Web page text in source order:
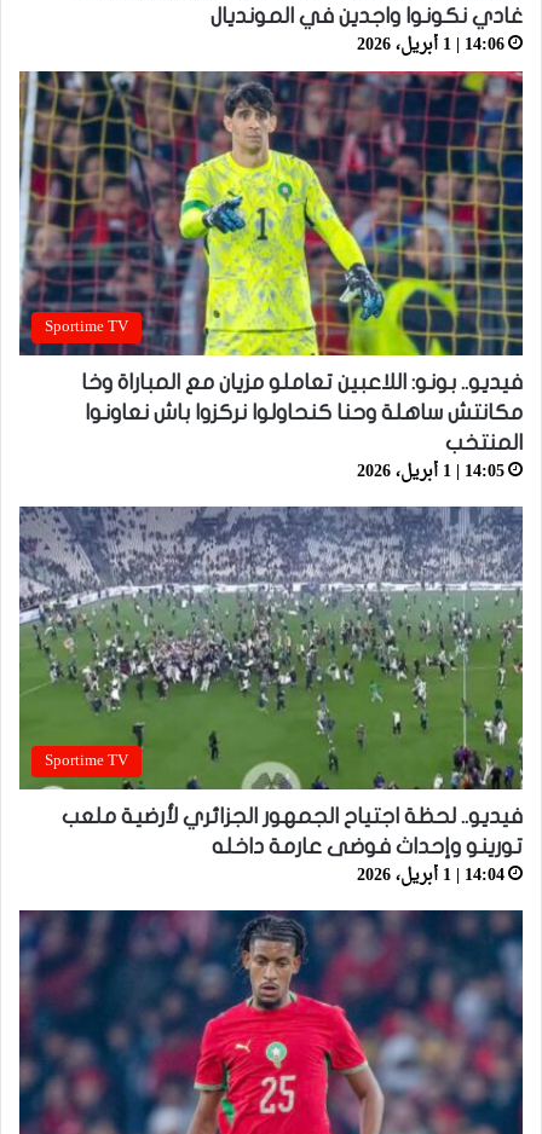
غادي نكونوا واجدين في المونديال
14:06 | 1 أبريل، 2026
Sportime TV
فيديو.. بونو: اللاعبين تعاملو مزيان مع المباراة وخا
مكانتش ساهلة وحنا كنحاولوا نركزوا باش نعاونوا
المنتخب
14:05 | 1 أبريل، 2026
Sportime TV
فيديو.. لحظة اجتياح الجمهور الجزائري لأرضية ملعب
تورينو وإحداث فوضى عارمة داخله
14:04 | 1 أبريل، 2026